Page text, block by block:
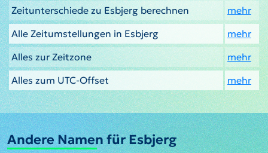
Zeitunterschiede zu Esbjerg berechnen
mehr
Alle Zeitumstellungen in Esbjerg
mehr
Alles zur Zeitzone
mehr
Alles zum UTC-Offset
mehr
Andere Namen für Esbjerg